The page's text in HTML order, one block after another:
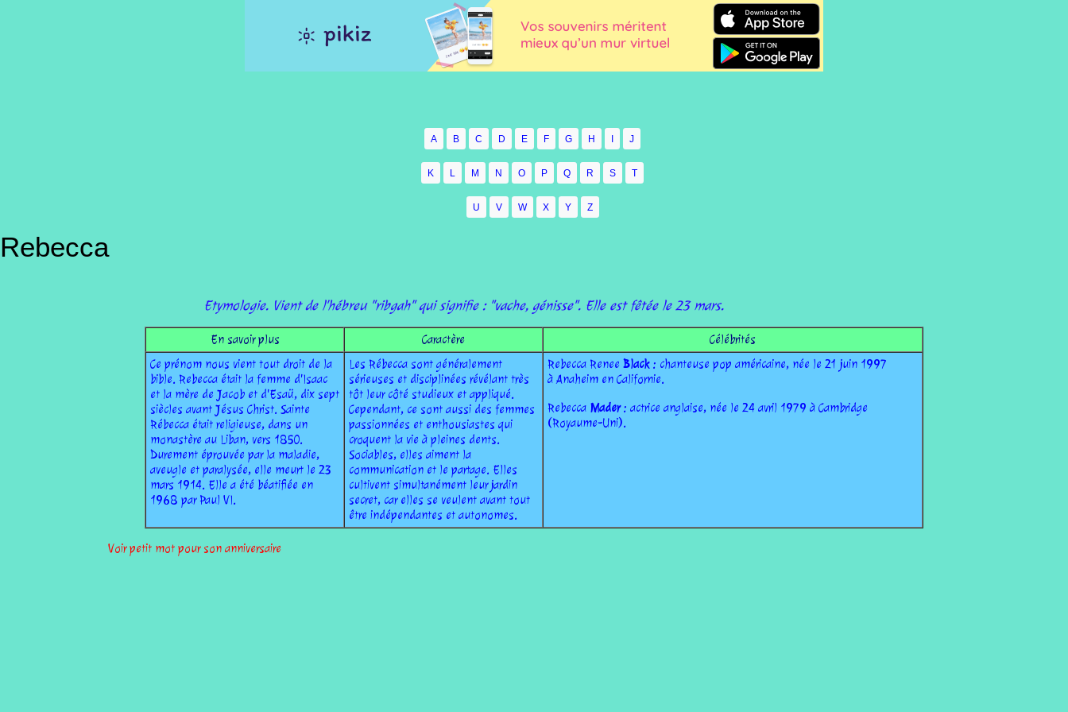
A B C D E F G H I J
K L M N O P Q R S T
U V W X Y Z
Rebecca
Etymologie. Vient de l'hébreu "ribgah" qui signifie : "vache, génisse". Elle est fêtée le 23 mars.
En savoir plus Caractère
Célébrités
Ce prénom nous vient tout droit de la
bible. Rebecca était la femme d'Isaac
et la mère de Jacob et d'Esaü, dix sept
siècles avant Jésus Christ. Sainte
Rébecca était religieuse, dans un
monastère au Liban, vers 1850.
Durement éprouvée par la maladie,
aveugle et paralysée, elle meurt le 23
mars 1914. Elle a été béatifiée en
1968 par Paul VI.
Les Rébecca sont généralement
sérieuses et disciplinées révélant très
tôt leur côté studieux et appliqué.
Cependant, ce sont aussi des femmes
passionnées et enthousiastes qui
croquent la vie à pleines dents.
Sociables, elles aiment la
communication et le partage. Elles
cultivent simultanément leur jardin
secret, car elles se veulent avant tout
être indépendantes et autonomes.
Rebecca Renee Black : chanteuse pop américaine, née le 21 juin 1997
à Anaheim en Californie.
Rebecca Mader: actrice anglaise, née le 24 avril 1979 à Cambridge
(Royaume-Uni).
Voir petit mot pour son anniversaire